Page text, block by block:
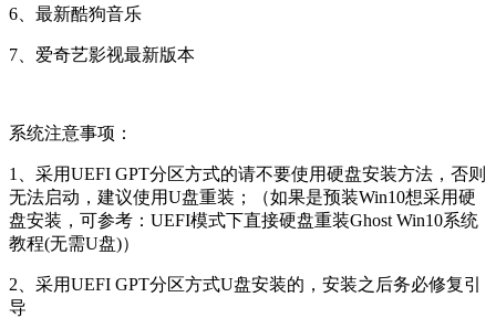
6、最新酷狗音乐
7、爱奇艺影视最新版本
系统注意事项：
1、采用UEFI GPT分区方式的请不要使用硬盘安装方法，否则
无法启动，建议使用U盘重装；（如果是预装Win10想采用硬
盘安装，可参考：UEFI模式下直接硬盘重装Ghost Win10系统
教程(无需U盘)）
2、采用UEFI GPT分区方式U盘安装的，安装之后务必修复引
导